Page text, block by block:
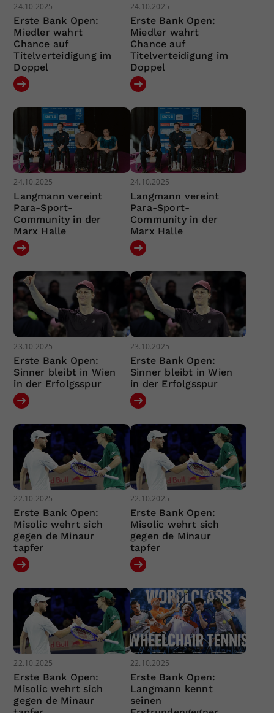
24.10.2025
Erste Bank Open:
Miedler wahrt
Chance auf
Titelverteidigung im
Doppel
24.10.2025
Erste Bank Open:
Miedler wahrt
Chance auf
Titelverteidigung im
Doppel
24.10.2025
Langmann vereint
Para-Sport-
Community in der
Marx Halle
24.10.2025
Langmann vereint
Para-Sport-
Community in der
Marx Halle
23.10.2025
Erste Bank Open:
Sinner bleibt in Wien
in der Erfolgsspur
23.10.2025
Erste Bank Open:
Sinner bleibt in Wien
in der Erfolgsspur
22.10.2025
Erste Bank Open:
Misolic wehrt sich
gegen de Minaur
tapfer
22.10.2025
Erste Bank Open:
Misolic wehrt sich
gegen de Minaur
tapfer
22.10.2025
Erste Bank Open:
Misolic wehrt sich
gegen de Minaur
22.10.2025
Erste Bank Open:
Langmann kennt
seinen